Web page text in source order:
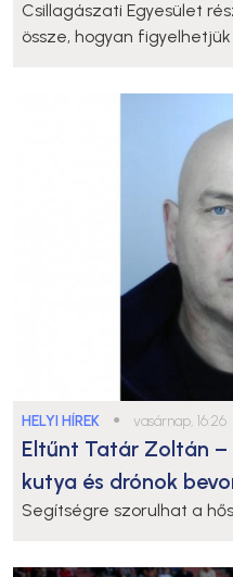
Csillagászati Egyesület
össze, hogyan
HELYI HÍREK ● vasárnap, 16:26
Eltűnt Tatár Zoltán –
kutya és drónok
Segítségre szorulhat a